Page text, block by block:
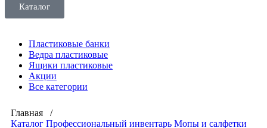
Каталог
Пластиковые банки
Ведра пластиковые
Ящики пластиковые
Акции
Все категории
Главная /
Каталог Профессиональный инвентарь Мопы и салфетки